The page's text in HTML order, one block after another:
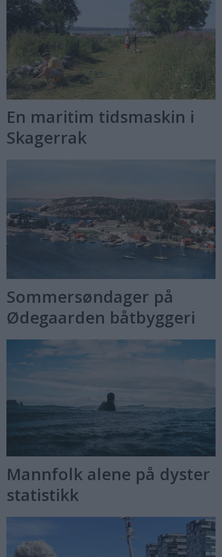
En maritim tidsmaskin i
Skagerrak
Sommersøndager på
Ødegaarden båtbyggeri
Mannfolk alene på dyster
statistikk